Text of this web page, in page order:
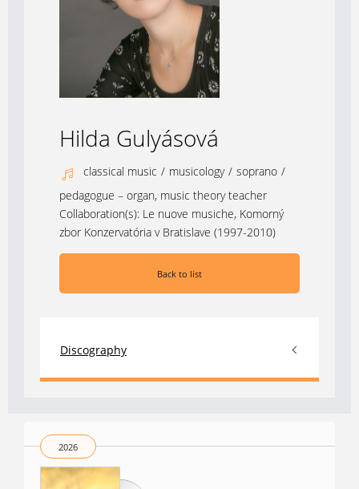
Hilda Gulyásová
classical music / musicology / soprano /
pedagogue – organ, music theory teacher
Collaboration(s): Le nuove musiche, Komorný
zbor Konzervatória v Bratislave (1997-2010)
Back to list
Discography
2026